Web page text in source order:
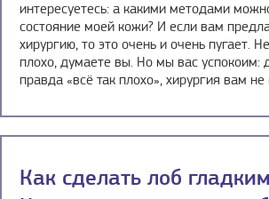
интересуетесь: а какими методами
состояние моей кожи? И если вам
хирургию, то это очень и очень пугает.
плохо, думаете вы. Но мы вас успокоим:
правда «всё так плохо», хирургия вам не
Как сделать лоб